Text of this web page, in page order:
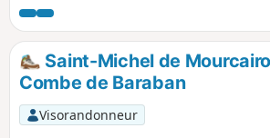
balisée en Bleu sur tout le parcours.
Saint-Michel de
Combe de Baraban
Visorandonneur